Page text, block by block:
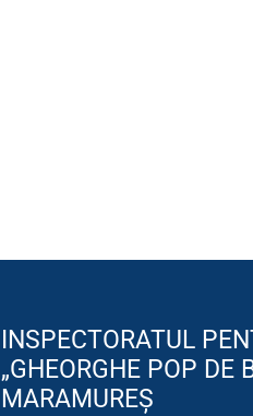
INSPECTORATUL
„GHEORGHE POP DE
MARAMUREȘ